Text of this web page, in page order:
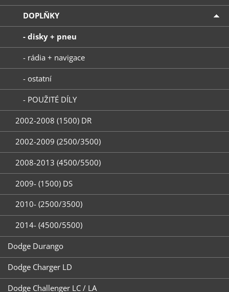
DOPLŇKY
- disky + pneu
- rádia + navigace
- ostatní
- POUŽITÉ DÍLY
2002-2008 (1500) DR
2002-2009 (2500/3500)
2008-2013 (4500/5500)
2009- (1500) DS
2010- (2500/3500)
2014- (4500/5500)
Dodge Durango
Dodge Charger LD
Dodge Challenger LC / LA